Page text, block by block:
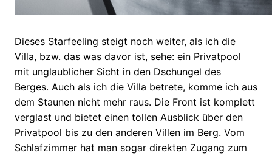
Dieses Starfeeling steigt noch weiter, als ich die
Villa, bzw. das was davor ist, sehe: ein Privatpool
mit unglaublicher Sicht in den Dschungel des
Berges. Auch als ich die Villa betrete, komme ich aus
dem Staunen nicht mehr raus. Die Front ist komplett
verglast und bietet einen tollen Ausblick über den
Privatpool bis zu den anderen Villen im Berg. Vom
Schlafzimmer hat man sogar direkten Zugang zum